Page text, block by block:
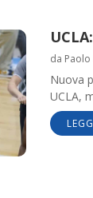
da
Nuova
UCLA,